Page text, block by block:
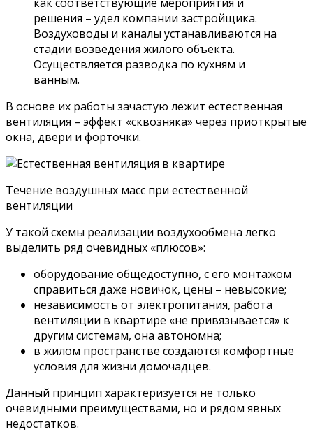
решения – удел компании застройщика.
Воздуховоды и каналы устанавливаются на
стадии возведения жилого объекта.
Осуществляется разводка по кухням и
ванным.
В основе их работы зачастую лежит естественная
вентиляция – эффект «сквозняка» через приоткрытые
окна, двери и форточки.
Течение воздушных масс при естественной
вентиляции
У такой схемы реализации воздухообмена легко
выделить ряд очевидных «плюсов»:
оборудование общедоступно, с его монтажом
справиться даже новичок, цены – невысокие;
независимость от электропитания, работа
вентиляции в квартире «не привязывается» к
другим системам, она автономна;
в жилом пространстве создаются комфортные
условия для жизни домочадцев.
Данный принцип характеризуется не только
очевидными преимуществами, но и рядом явных
недостатков.